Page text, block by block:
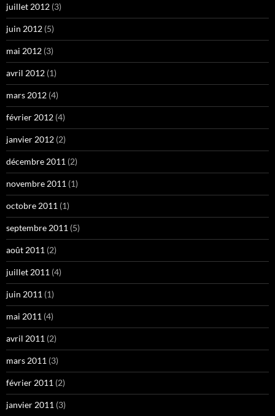
juillet 2012 (3)
juin 2012 (5)
mai 2012 (3)
avril 2012 (1)
mars 2012 (4)
février 2012 (4)
janvier 2012 (2)
décembre 2011 (2)
novembre 2011 (1)
octobre 2011 (1)
septembre 2011 (5)
août 2011 (2)
juillet 2011 (4)
juin 2011 (1)
mai 2011 (4)
avril 2011 (2)
mars 2011 (3)
février 2011 (2)
janvier 2011 (3)